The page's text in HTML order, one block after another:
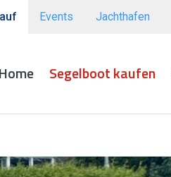
Events Jachthafen
Home Segelboot kaufen